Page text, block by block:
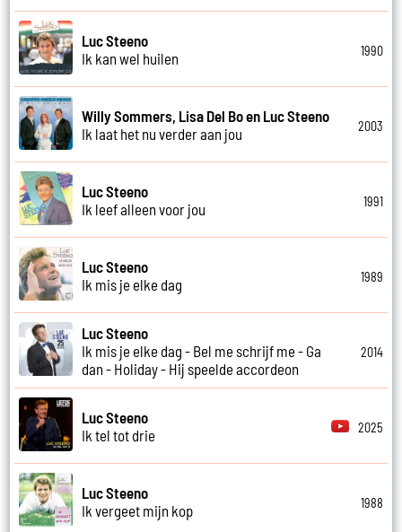
Luc Steeno
Ik kan wel huilen
1990
Willy Sommers, Lisa Del Bo en Luc Steeno
Ik laat het nu verder aan jou
2003
Luc Steeno
Ik leef alleen voor jou
1991
Luc Steeno
Ik mis je elke dag
1989
Luc Steeno
Ik mis je elke dag - Bel me schrijf me - Ga
dan - Holiday - Hij speelde accordeon
2014
Luc Steeno
Ik tel tot drie
2025
Luc Steeno
Ik vergeet mijn kop
1988